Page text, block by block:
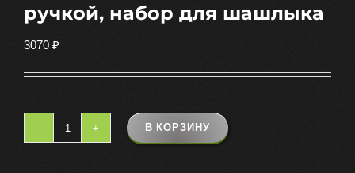
ручкой, набор для шашлыка
3070 ₽
Количество
В КОРЗИНУ